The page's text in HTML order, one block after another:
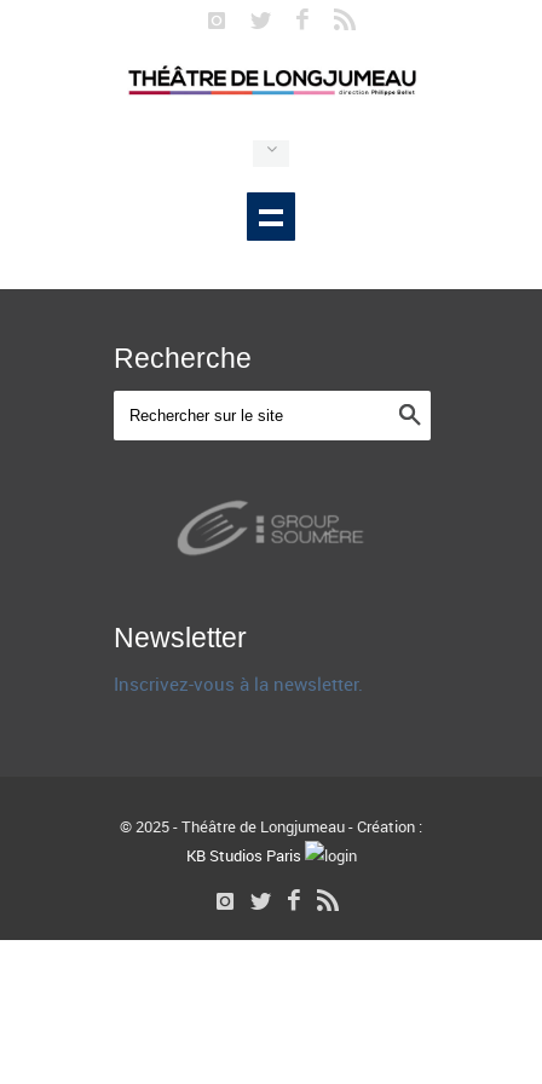
Recherche
Newsletter
Inscrivez-vous à la newsletter.
© 2025 - Théâtre de Longjumeau - Création :
KB Studios Paris